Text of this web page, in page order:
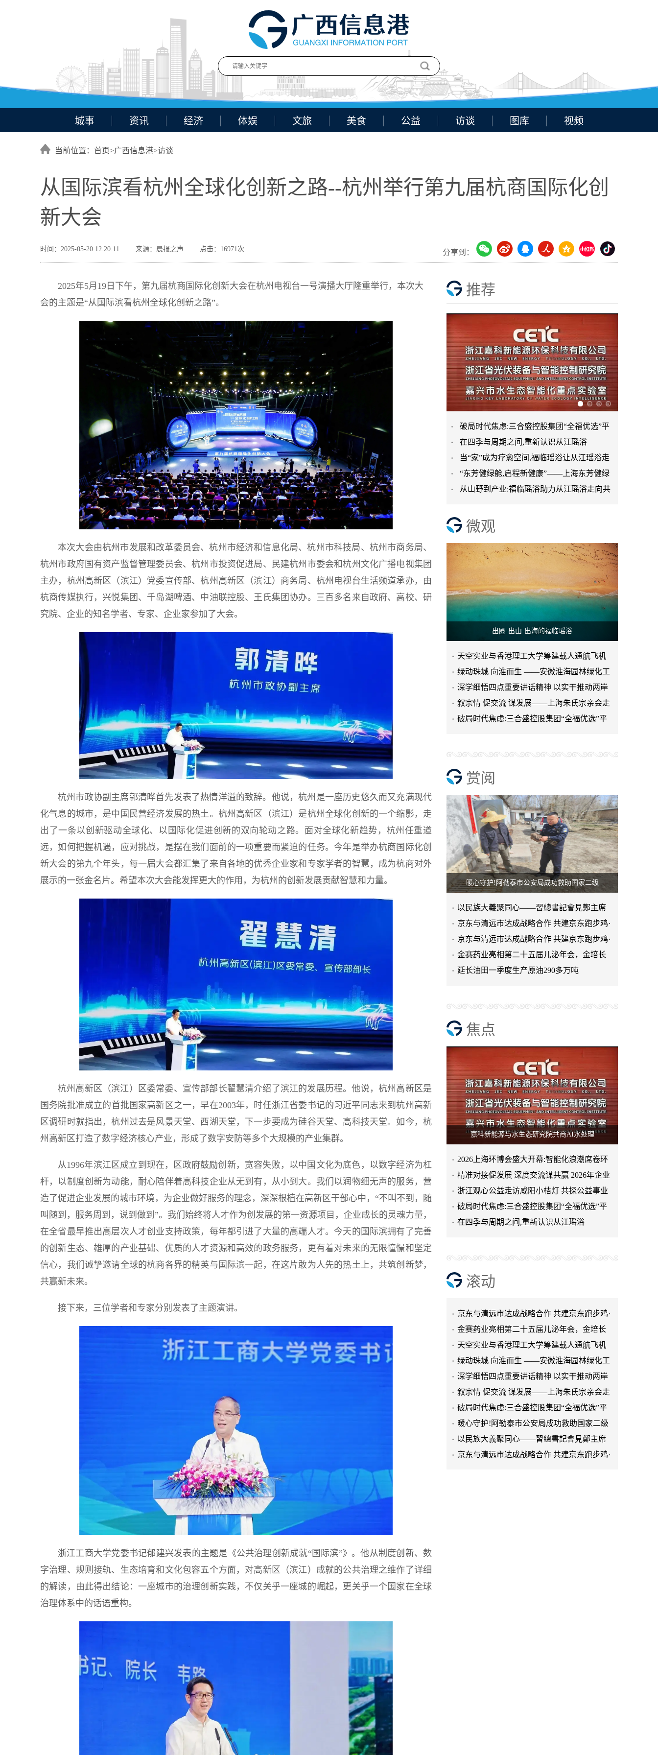
城事 资讯 经济 体娱 文旅 美食 公益 访谈 图库 视频
当前位置：首页>广西信息港>访谈
从国际滨看杭州全球化创新之路--杭州举行第九届杭商国际化创
新大会
时间：2025-05-20 12:20:11 来源：晨报之声 点击：16971次 分享到：
2025年5月19日下午，第九届杭商国际化创新大会在杭州电视台一号演播大厅隆重举行，本次大
会的主题是“从国际滨看杭州全球化创新之路”。
本次大会由杭州市发展和改革委员会、杭州市经济和信息化局、杭州市科技局、杭州市商务局、
杭州市政府国有资产监督管理委员会、杭州市投资促进局、民建杭州市委会和杭州文化广播电视集团
主办，杭州高新区（滨江）党委宣传部、杭州高新区（滨江）商务局、杭州电视台生活频道承办，由
杭商传媒执行，兴悦集团、千岛湖啤酒、中油联控股、王氏集团协办。三百多名来自政府、高校、研
究院、企业的知名学者、专家、企业家参加了大会。
杭州市政协副主席郭清晔首先发表了热情洋溢的致辞。他说，杭州是一座历史悠久而又充满现代
化气息的城市，是中国民营经济发展的热土。杭州高新区（滨江）是杭州全球化创新的一个缩影，走
出了一条以创新驱动全球化、以国际化促进创新的双向轮动之路。面对全球化新趋势，杭州任重道
远，如何把握机遇，应对挑战，是摆在我们面前的一项重要而紧迫的任务。今年是举办杭商国际化创
新大会的第九个年头，每一届大会都汇集了来自各地的优秀企业家和专家学者的智慧，成为杭商对外
展示的一张金名片。希望本次大会能发挥更大的作用，为杭州的创新发展贡献智慧和力量。
杭州高新区（滨江）区委常委、宣传部部长翟慧清介绍了滨江的发展历程。他说，杭州高新区是
国务院批准成立的首批国家高新区之一，早在2003年，时任浙江省委书记的习近平同志来到杭州高新
区调研时就指出，杭州过去是风景天堂、西湖天堂，下一步要成为硅谷天堂、高科技天堂。如今，杭
州高新区打造了数字经济核心产业，形成了数字安防等多个大规模的产业集群。
从1996年滨江区成立到现在，区政府鼓励创新，宽容失败，以中国文化为底色，以数字经济为杠
杆，以制度创新为动能，耐心陪伴着高科技企业从无到有，从小到大。我们以润物细无声的服务，营
造了促进企业发展的城市环境，为企业做好服务的理念，深深根植在高新区干部心中，“不叫不到，随
叫随到，服务周到，说到做到”。我们始终将人才作为创发展的第一资源项目，企业成长的灵魂力量，
在全省最早推出高层次人才创业支持政策，每年都引进了大量的高端人才。今天的国际滨拥有了完善
的创新生态、雄厚的产业基础、优质的人才资源和高效的政务服务，更有着对未来的无限憧憬和坚定
信心，我们诚挚邀请全球的杭商各界的精英与国际滨一起，在这片敢为人先的热土上，共筑创新梦，
共赢新未来。
接下来，三位学者和专家分别发表了主题演讲。
浙江工商大学党委书记郁建兴发表的主题是《公共治理创新成就“国际滨”》。他从制度创新、数
字治理、规则接轨、生态培育和文化包容五个方面，对高新区（滨江）成就的公共治理之维作了详细
的解读，由此得出结论：一座城市的治理创新实践，不仅关乎一座城的崛起，更关乎一个国家在全球
治理体系中的话语重构。
推荐
破局时代焦虑:三合盛控股集团“全福优选”平
台正式启航
在四季与周期之间,重新认识从江瑶浴
当“家”成为疗愈空间,福临瑶浴让从江瑶浴走
进日常生活
“东芳健绿舱,启程新健康”——上海东芳健绿
AI智能养身舱品牌发
从山野到产业:福临瑶浴助力从江瑶浴走向共
微观
出圈·出山·出海的福临瑶浴
天空实业与香港理工大学筹建载人通航飞机
研究院
绿动珠城 向淮而生 ——安徽淮海园林绿化工
程有限公司发展纪实
深学细悟四点重要讲话精神 以实干推动两岸
融合发展
叙宗情 促交流 谋发展——上海朱氏宗亲会走
进上海晨烨家具有限公
破局时代焦虑:三合盛控股集团“全福优选”平
赏阅
暖心守护!阿勒泰市公安局成功救助国家二级
以民族大義聚同心——習總書記會見鄭主席
提出兩岸關系四點重要意
京东与清远市达成战略合作 共建京东跑步鸡·
清远鸡标准体系
京东与清远市达成战略合作 共建京东跑步鸡·
清远鸡标准体系
金赛药业亮相第二十五届儿泌年会，金培长
效生长激素成临床优选
延长油田一季度生产原油290多万吨
焦点
嘉科新能源与水生态研究院共商AI水处理
2026上海环博会盛大开幕:智能化浪潮席卷环
保产业
精准对接促发展 深度交流谋共赢 2026年企业
投融资交流活动第二
浙江观心公益走访咸阳小桔灯 共探公益事业
可持续发展新路径
破局时代焦虑:三合盛控股集团“全福优选”平
台正式启航
在四季与周期之间,重新认识从江瑶浴
滚动
天空实业与香港理工大学筹建载人通航飞机
研究院
绿动珠城 向淮而生 ——安徽淮海园林绿化工
程有限公司发展纪实
深学细悟四点重要讲话精神 以实干推动两岸
融合发展
叙宗情 促交流 谋发展——上海朱氏宗亲会走
提出兩岸關系四點重要意見
京东与清远市达成战略合作 共建京东跑步鸡·
清远鸡标准体系
金赛药业亮相第二十五届儿泌年会，金培长
效生长激素成临床优选
天空实业与香港理工大学筹建载人通航飞机
研究院
绿动珠城 向淮而生 ——安徽淮海园林绿化工
程有限公司发展纪实
深学细悟四点重要讲话精神 以实干推动两岸
融合发展
叙宗情 促交流 谋发展——上海朱氏宗亲会走
进上海晨烨家具有限公司
破局时代焦虑:三合盛控股集团“全福优选”平
台正式启航
暖心守护!阿勒泰市公安局成功救助国家二级
保护动物黑鸢
以民族大義聚同心——習總書記會見鄭主席
提出兩岸關系四點重要意見
京东与清远市达成战略合作 共建京东跑步鸡·
清远鸡标准体系
京东与清远市达成战略合作 共建京东跑步鸡·